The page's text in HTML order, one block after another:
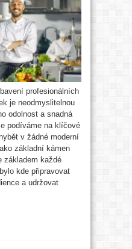
profesionálních
je neodmyslitelnou
odolnost a snadná
podíváme na klíčové
v žádné moderní
základní kámen
základem každé
kde připravovat
a udržovat